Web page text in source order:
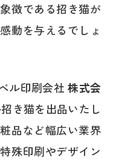
徴である招き猫が
動を与えるでしょ
ル印刷会社株式会
き猫を出品いたし
品など幅広い業界
殊印刷やデザイン